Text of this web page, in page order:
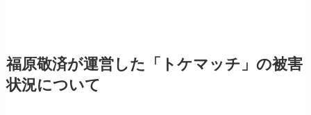
福原敬済が運営した「トケマッチ」の被害
状況について